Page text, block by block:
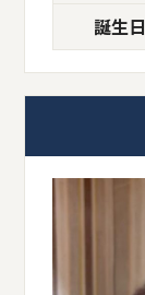
誕生日